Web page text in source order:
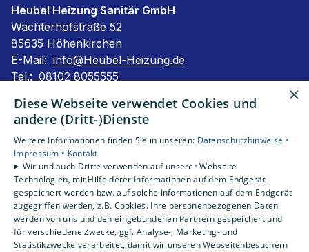
Heubel Heizung Sanitär GmbH
Wächterhofstraße 52
85635 Höhenkirchen
E-Mail: info@Heubel-Heizung.de
Tel.: 08102 8055555
Impressum
Barrierefreiheitserklärung
AGB
Unsere Bereiche
Privatkunden
Karriere
Unternehmen
Kontakt
×
Diese Webseite verwendet Cookies und
andere (Dritt-)Dienste
Weitere Informationen finden Sie in unseren: Datenschutzhinweise •
Impressum • Kontakt
Wir und auch Dritte verwenden auf unserer Webseite
Technologien, mit Hilfe derer Informationen auf dem Endgerät
gespeichert werden bzw. auf solche Informationen auf dem Endgerät
zugegriffen werden, z.B. Cookies. Ihre personenbezogenen Daten
werden von uns und den eingebundenen Partnern gespeichert und
für verschiedene Zwecke, ggf. Analyse-, Marketing- und
Statistikzwecke verarbeitet, damit wir unseren Webseitenbesuchern